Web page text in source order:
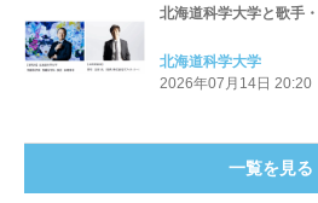
北海道科学大学と歌手
北海道科学大学
2026年07月14日 20:20
一覧を見る